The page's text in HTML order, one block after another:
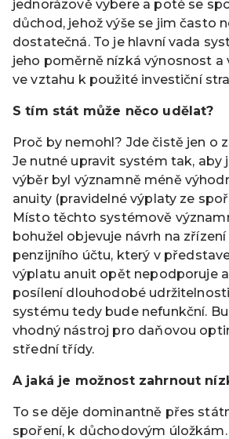
jednorázově vybere a poté se
důchod, jehož výše se jim často
dostatečná. To je hlavní vada
jeho poměrně nízká výnosnost
ve vztahu k použité investiční
S tím stát může něco udělat?
Proč by nemohl? Jde čistě jen o
Je nutné upravit systém tak, aby
výběr byl významně méně
anuity (pravidelné výplaty ze
Místo těchto systémově
bohužel objevuje návrh na
penzijního účtu, který v
výplatu anuit opět nepodporuje
posílení dlouhodobé
systému tedy bude nefunkční.
vhodný nástroj pro daňovou
střední třídy.
A jaká je možnost zahrnout
To se děje dominantně přes
spoření, k důchodovým